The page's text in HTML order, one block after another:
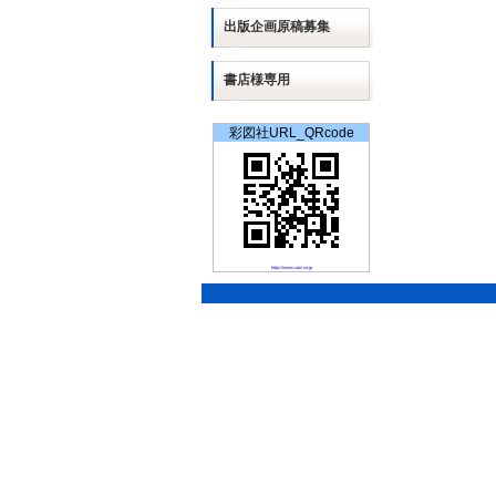
出版企画原稿募集
書店様専用
彩図社URL_QRcode
https://www.saiz.co.jp